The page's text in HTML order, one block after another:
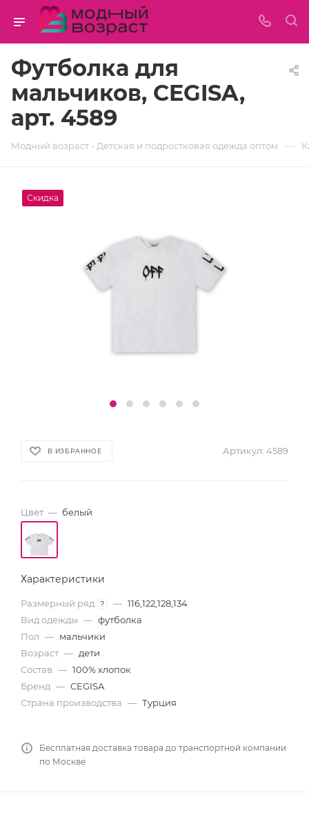
Футболка для
мальчиков, CEGISA,
арт. 4589
Модный возраст - Детская и подростковая одежда оптом —
Скидка
В ИЗБРАННОЕ Артикул: 4589
Цвет — белый
Характеристики
Размерный ряд ? — 116,122,128,134
Вид одежды — футболка
Пол — мальчики
Возраст — дети
Состав — 100% хлопок
Бренд — CEGISA
Страна производства — Турция
Бесплатная доставка товара до транспортной компании
по Москве